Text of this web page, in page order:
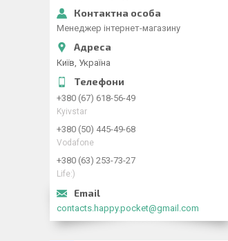
Менеджер інтернет-магазину
Київ, Україна
+380 (67) 618-56-49
Kyivstar
+380 (50) 445-49-68
Vodafone
+380 (63) 253-73-27
Life:)
contacts.happy.pocket@gmail.com